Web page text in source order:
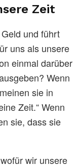
Zeit
und führt
uns als unsere
einmal darüber
Wenn
sie in
Zeit.“ Wenn
sie, dass sie
wir unsere